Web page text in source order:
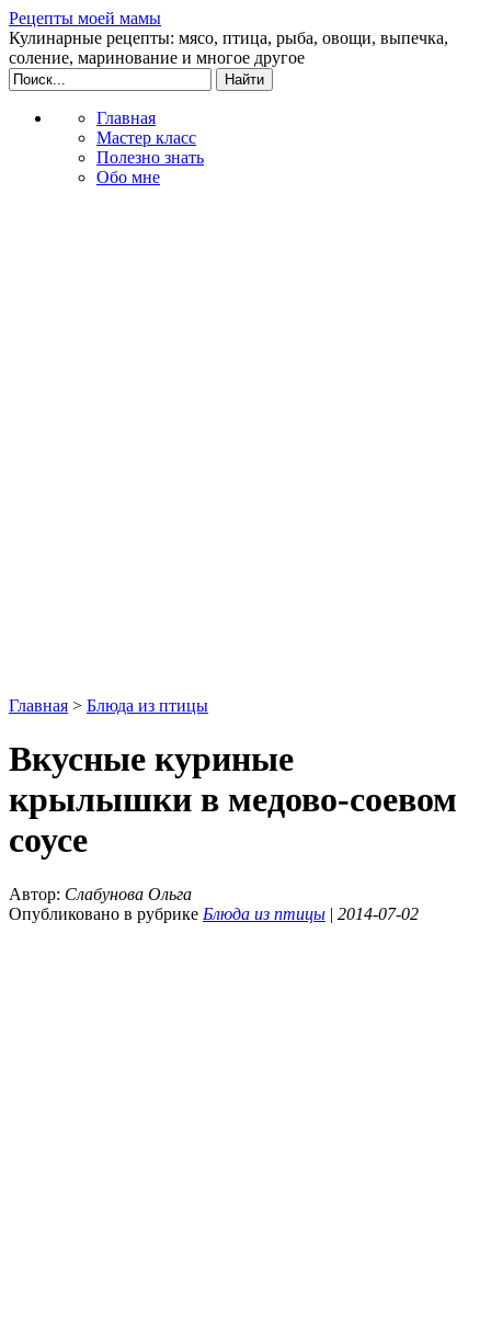
Рецепты моей мамы
Кулинарные рецепты: мясо, птица, рыба, овощи, выпечка,
соление, маринование и многое другое
Главная
Мастер класс
Полезно знать
Обо мне
Главная > Блюда из птицы
Вкусные куриные
крылышки в медово-соевом
соусе
Автор: Слабунова Ольга
Опубликовано в рубрике Блюда из птицы | 2014-07-02